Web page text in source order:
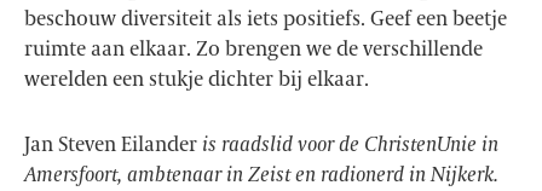
beschouw diversiteit als iets positiefs. Geef een beetje
ruimte aan elkaar. Zo brengen we de verschillende
werelden een stukje dichter bij elkaar.
Jan Steven Eilander is raadslid voor de ChristenUnie in
Amersfoort, ambtenaar in Zeist en radionerd in Nijkerk.